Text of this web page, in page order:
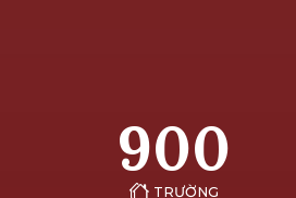
900
TRƯỜNG